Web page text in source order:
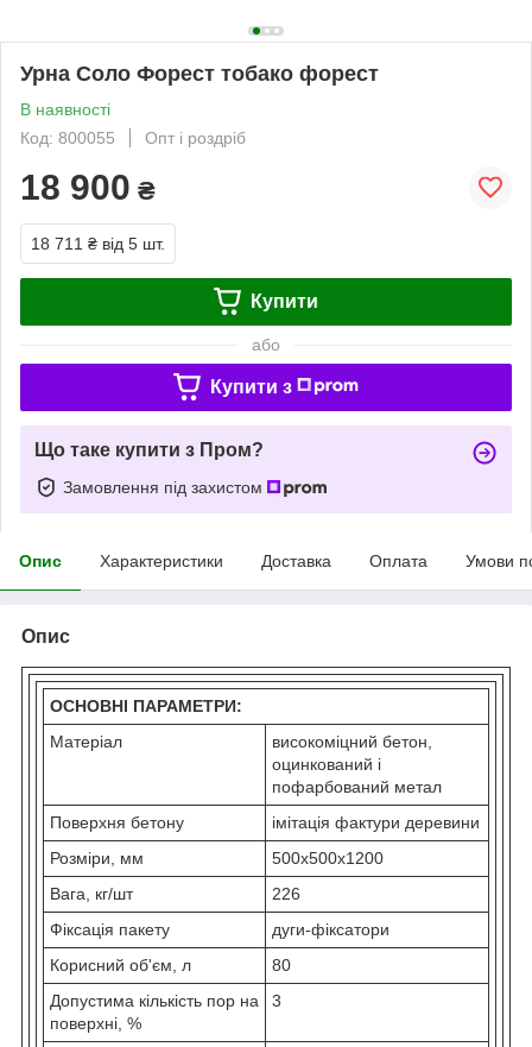
Урна Соло Форест тобако форест
В наявності
Код: 800055
Опт і роздріб
18 900 ₴
18 711 ₴ від 5 шт.
Купити
або
Купити з
Що таке купити з Пром?
Замовлення під захистом
Опис Характеристики Доставка Оплата Умови
Опис
ОСНОВНІ ПАРАМЕТРИ:
Матеріал
високоміцний бетон,
оцинкований і
пофарбований метал
Поверхня бетону
імітація фактури деревини
Розміри, мм
500х500х1200
Вага, кг/шт
226
Фіксація пакету
дуги-фіксатори
Корисний об'єм, л
80
Допустима кількість пор на
поверхні, %
3